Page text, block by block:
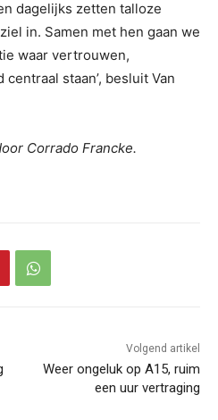
dagelijks zetten talloze
in. Samen met hen gaan we
waar vertrouwen,
staan’, besluit Van
Corrado Francke.
Volgend artikel
Weer ongeluk op A15, ruim
een uur vertraging